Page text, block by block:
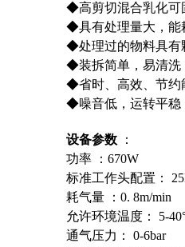
◆高剪切混合乳化可
◆具有处理量大，能
◆处理过的物料具有
◆装拆简单，易清洗
◆省时、高效、节约
◆噪音低，运转平稳
设备参数
：
功率
： 670W
标准工作头配置 ：
耗气量
： 0. 8m/min
允许环境温度 ：
5-
通气压力 ：
0-6bar